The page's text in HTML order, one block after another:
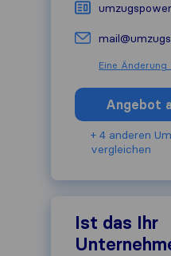
Eine
Angebot
+ 4 anderen
vergleichen
Ist das Ihr